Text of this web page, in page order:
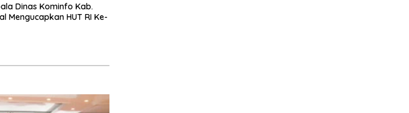
Dinas Kominfo Kab.
Mengucapkan HUT RI Ke-